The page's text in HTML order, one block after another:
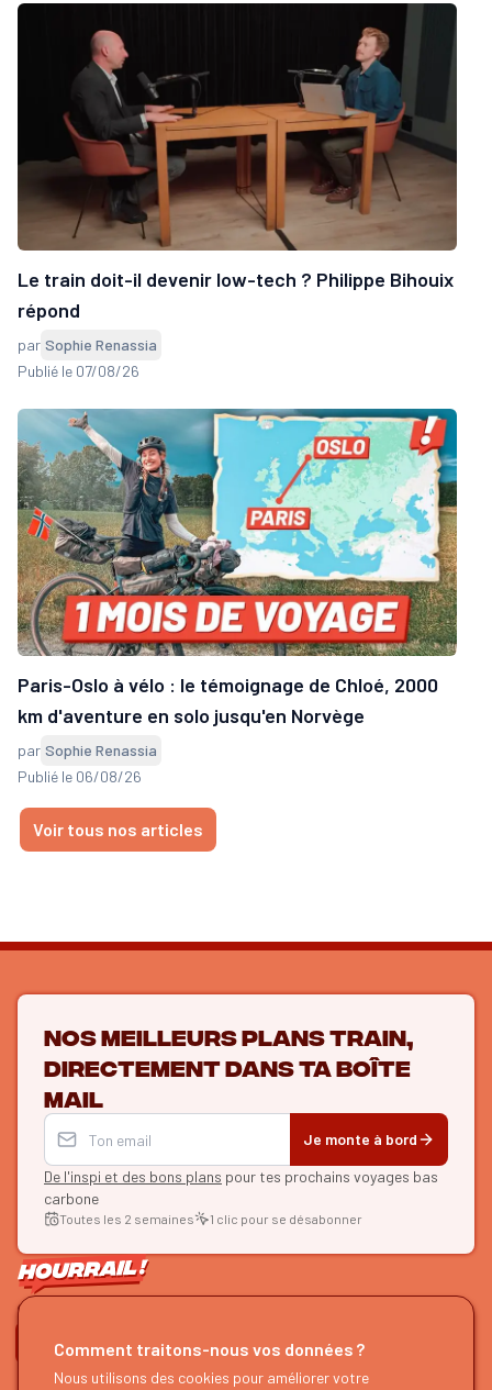
Le train doit-il devenir low-tech ? Philippe Bihouix
répond
par Sophie Renassia
Publié le 07/08/26
Paris-Oslo à vélo : le témoignage de Chloé, 2000
km d'aventure en solo jusqu'en Norvège
par Sophie Renassia
Publié le 06/08/26
Voir tous nos articles
Nos meilleurs plans train,
directement dans ta boîte
mail
Je monte à bord
De l'inspi et des bons plans pour tes prochains voyages bas
carbone
Toutes les 2 semaines 1 clic pour se désabonner
ON SE SUIT ?
HOURRAIL ! EXPLORER
Comment traitons-nous vos données ?
Nous utilisons des cookies pour améliorer votre